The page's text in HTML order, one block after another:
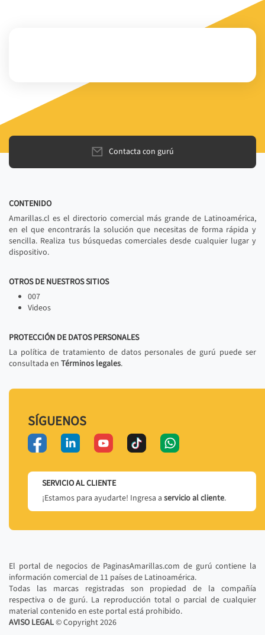
Contacta con gurú
CONTENIDO
Amarillas.cl es el directorio comercial más grande de Latinoamérica,
en el que encontrarás la solución que necesitas de forma rápida y
sencilla. Realiza tus búsquedas comerciales desde cualquier lugar y
dispositivo.
OTROS DE NUESTROS SITIOS
007
Videos
PROTECCIÓN DE DATOS PERSONALES
La política de tratamiento de datos personales de gurú puede ser
consultada en Términos legales.
SÍGUENOS
SERVICIO AL CLIENTE
¡Estamos para ayudarte! Ingresa a servicio al cliente.
El portal de negocios de PaginasAmarillas.com de gurú contiene la
información comercial de 11 países de Latinoamérica.
Todas las marcas registradas son propiedad de la compañía
respectiva o de gurú. La reproducción total o parcial de cualquier
material contenido en este portal está prohibido.
AVISO LEGAL© Copyright2026